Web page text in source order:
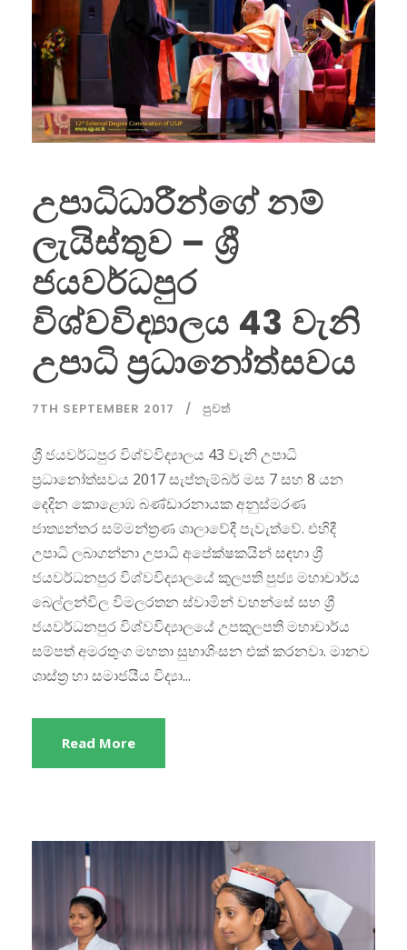
උපාධිධාරීන්ගේ නම්
ලැයිස්තුව – ශ්‍රී
ජයවර්ධපුර
විශ්වවිද්‍යාලය 43 වැනි
උපාධි ප්‍රධානෝත්සවය
7TH SEPTEMBER 2017 පුවත්
ශ්‍රී ජයවර්ධපුර විශ්වවිද්‍යාලය 43 වැනි උපාධි
ප්‍රධානෝත්සවය 2017 සැප්තැම්බර් මස 7 සහ 8 යන
දෙදින කොළොඹ බණ්ඩාරනායක අනුස්මරණ
ජාත්‍යන්තර සම්මන්ත්‍රණ ශාලාවේදී පැවැත්වේ. එහිදී
උපාධි ලබාගන්නා උපාධි අපේක්ෂකයින් සඳහා ශ්‍රී
ජයවර්ධනපුර විශ්වවිද්‍යාලයේ කුලපති පුජ්‍ය මහාචාර්ය
බෙල්ලන්විල විමලරතන ස්වාමින් වහන්සේ සහ ශ්‍රී
ජයවර්ධනපුර විශ්වවිද්‍යාලයේ උපකුලපති මහාචාර්ය
සම්පත් අමරතුංග මහතා සුභාශිංසන එක් කරනවා. මානව
ශාස්ත්‍ර හා සමාජයීය විද්‍යා...
Read More